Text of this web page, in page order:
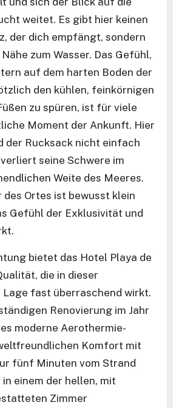
weitet. Es gibt hier keinen
der dich empfängt, sondern
zum Wasser. Das Gefühl,
auf dem harten Boden der
den kühlen, feinkörnigen
zu spüren, ist für viele
Moment der Ankunft. Hier
der Rucksack nicht einfach
seine Schwere im
Weite des Meeres.
Ortes ist bewusst klein
Gefühl der Exklusivität und
bietet das Hotel Playa de
die in dieser
Lage fast überraschend wirkt.
Renovierung im Jahr
moderne Aerothermie-
Komfort mit
fünf Minuten vom Strand
einem der hellen, mit
Zimmer